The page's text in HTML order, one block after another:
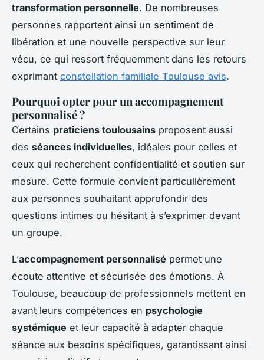
transformation personnelle. De nombreuses
personnes rapportent ainsi un sentiment de
libération et une nouvelle perspective sur leur
vécu, ce qui ressort fréquemment dans les retours
exprimant constellation familiale Toulouse avis.
Pourquoi opter pour un accompagnement
personnalisé ?
Certains praticiens toulousains proposent aussi
des séances individuelles, idéales pour celles et
ceux qui recherchent confidentialité et soutien sur
mesure. Cette formule convient particulièrement
aux personnes souhaitant approfondir des
questions intimes ou hésitant à s’exprimer devant
un groupe.
L’accompagnement personnalisé permet une
écoute attentive et sécurisée des émotions. À
Toulouse, beaucoup de professionnels mettent en
avant leurs compétences en psychologie
systémique et leur capacité à adapter chaque
séance aux besoins spécifiques, garantissant ainsi